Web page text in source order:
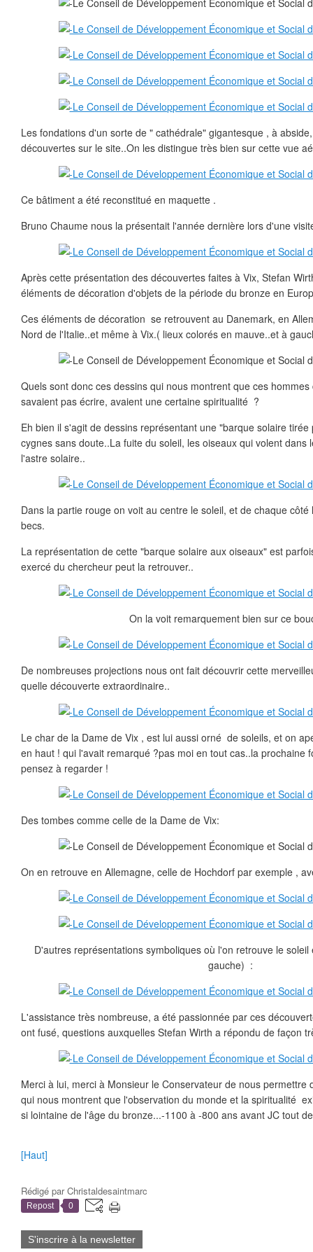
Les fondations d'un sorte de " cathédrale" gigantesque , à
découvertes sur le site..On les distingue très bien sur cette vue
Ce bâtiment a été reconstitué en maquette .
Bruno Chaume nous la présentait l'année dernière lors d'une
Après cette présentation des découvertes faites à Vix, Stefan
éléments de décoration d'objets de la période du bronze en
Ces éléments de décoration se retrouvent au Danemark, en
Nord de l'Italie..et même à Vix.( lieux colorés en mauve..et à
Quels sont donc ces dessins qui nous montrent que ces
savaient pas écrire, avaient une certaine spiritualité ?
Eh bien il s'agit de dessins représentant une "barque solaire
cygnes sans doute..La fuite du soleil, les oiseaux qui volent dans
l'astre solaire..
Dans la partie rouge on voit au centre le soleil, et de chaque
becs.
La représentation de cette "barque solaire aux oiseaux" est
exercé du chercheur peut la retrouver..
On la voit remarquement bien sur ce
De nombreuses projections nous ont fait découvrir cette
quelle découverte extraordinaire..
Le char de la Dame de Vix , est lui aussi orné de soleils, et on
en haut ! qui l'avait remarqué ?pas moi en tout cas..la prochaine
pensez à regarder !
Des tombes comme celle de la Dame de Vix:
On en retrouve en Allemagne, celle de Hochdorf par exemple ,
D'autres représentations symboliques où l'on retrouve le
gauche) :
L'assistance très nombreuse, a été passionnée par ces
ont fusé, questions auxquelles Stefan Wirth a répondu de façon
Merci à lui, merci à Monsieur le Conservateur de nous permettre
qui nous montrent que l'observation du monde et la spiritualité
si lointaine de l'âge du bronze...-1100 à -800 ans avant JC tout
[Haut]
Rédigé parChristaldesaintmarc
Repost 0
S'inscrire à la newsletter